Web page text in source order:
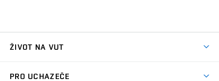
ŽIVOT NA VUT
PRO UCHAZEČE